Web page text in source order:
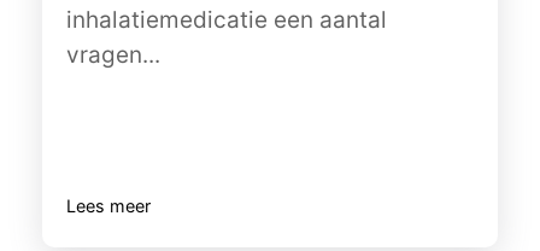
inhalatiemedicatie een aantal
vragen...
Lees meer